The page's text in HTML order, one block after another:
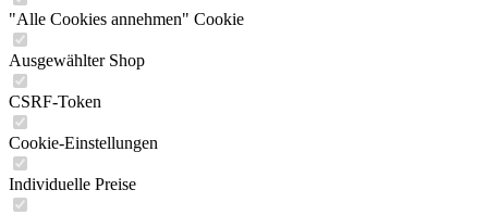
"Alle Cookies annehmen" Cookie
Ausgewählter Shop
CSRF-Token
Cookie-Einstellungen
Individuelle Preise